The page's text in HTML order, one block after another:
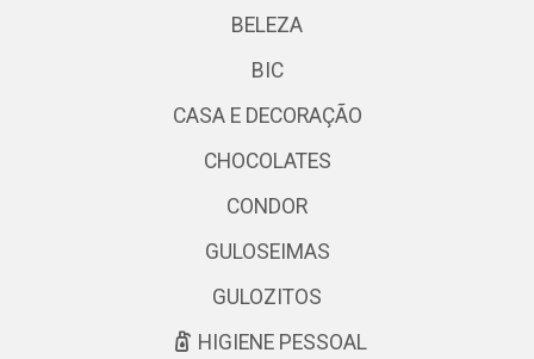
BELEZA
BIC
CASA E DECORAÇÃO
CHOCOLATES
CONDOR
GULOSEIMAS
GULOZITOS
HIGIENE PESSOAL